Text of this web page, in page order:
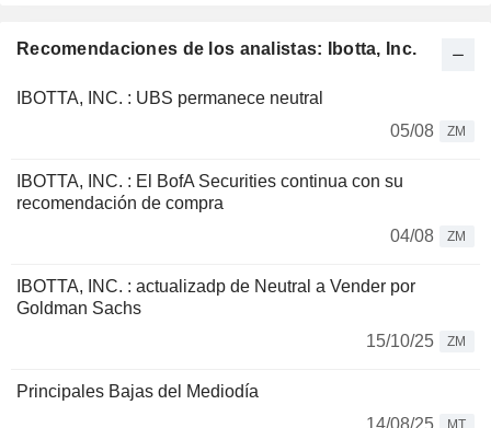
Recomendaciones de los analistas: Ibotta, Inc.
IBOTTA, INC. : UBS permanece neutral
05/08
ZM
IBOTTA, INC. : El BofA Securities continua con su
recomendación de compra
04/08
ZM
IBOTTA, INC. : actualizadp de Neutral a Vender por
Goldman Sachs
15/10/25
ZM
Principales Bajas del Mediodía
MT